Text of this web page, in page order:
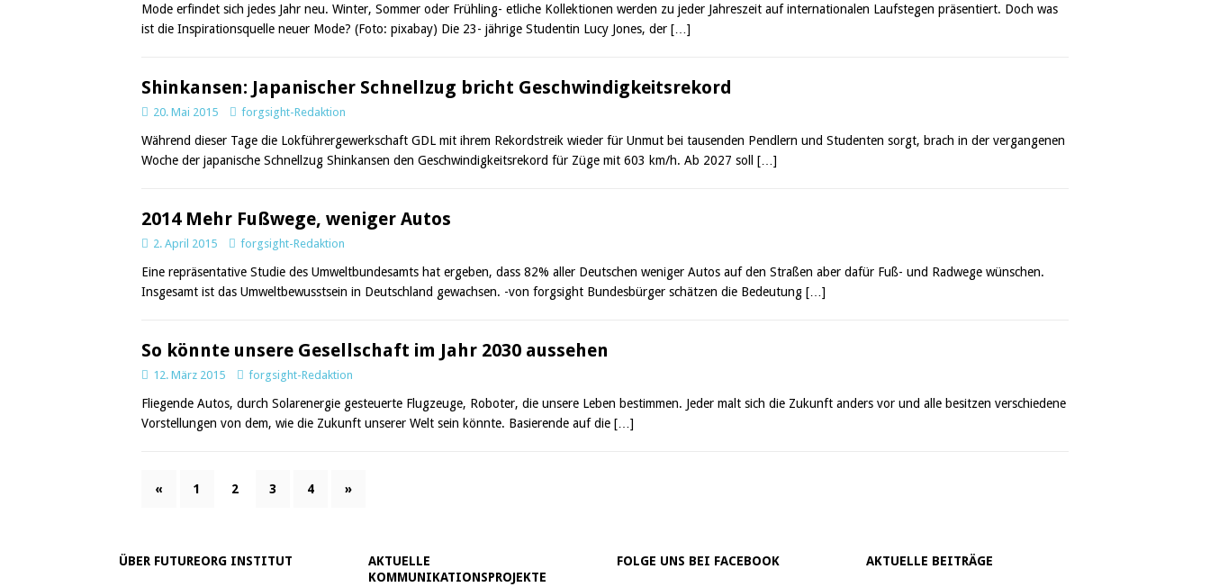
Mode erfindet sich jedes Jahr neu. Winter, Sommer oder Frühling- etliche Kollektionen werden zu jeder Jahreszeit auf internationalen Laufstegen präsentiert. Doch was
ist die Inspirationsquelle neuer Mode? (Foto: pixabay) Die 23- jährige Studentin Lucy Jones, der […]
Shinkansen: Japanischer Schnellzug bricht Geschwindigkeitsrekord
20. Mai 2015 forgsight-Redaktion
Während dieser Tage die Lokführergewerkschaft GDL mit ihrem Rekordstreik wieder für Unmut bei tausenden Pendlern und Studenten sorgt, brach in der vergangenen
Woche der japanische Schnellzug Shinkansen den Geschwindigkeitsrekord für Züge mit 603 km/h. Ab 2027 soll […]
2014 Mehr Fußwege, weniger Autos
2. April 2015 forgsight-Redaktion
Eine repräsentative Studie des Umweltbundesamts hat ergeben, dass 82% aller Deutschen weniger Autos auf den Straßen aber dafür Fuß- und Radwege wünschen.
Insgesamt ist das Umweltbewusstsein in Deutschland gewachsen. -von forgsight Bundesbürger schätzen die Bedeutung […]
So könnte unsere Gesellschaft im Jahr 2030 aussehen
12. März 2015 forgsight-Redaktion
Fliegende Autos, durch Solarenergie gesteuerte Flugzeuge, Roboter, die unsere Leben bestimmen. Jeder malt sich die Zukunft anders vor und alle besitzen verschiedene
Vorstellungen von dem, wie die Zukunft unserer Welt sein könnte. Basierende auf die […]
« 1 2 3 4 »
ÜBER FUTUREORG INSTITUT
AKTUELLE
KOMMUNIKATIONSPROJEKTE
FOLGE UNS BEI FACEBOOK AKTUELLE BEITRÄGE